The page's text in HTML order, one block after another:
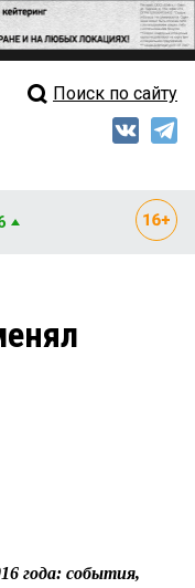
выпуск
Поиск по сайту
года: события,